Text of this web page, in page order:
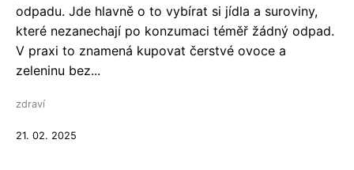
odpadu. Jde hlavně o to vybírat si jídla a suroviny,
které nezanechají po konzumaci téměř žádný odpad.
V praxi to znamená kupovat čerstvé ovoce a
zeleninu bez...
zdraví
21. 02. 2025